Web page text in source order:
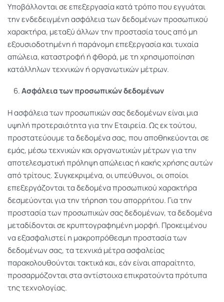
Υποβάλλονται σε επεξεργασία κατά τρόπο που εγγυάται
την ενδεδειγμένη ασφάλεια των δεδομένων προσωπικού
χαρακτήρα, μεταξύ άλλων την προστασία τους από μη
εξουσιοδοτημένη ή παράνομη επεξεργασία και τυχαία
απώλεια, καταστροφή ή φθορά, με τη χρησιμοποίηση
κατάλληλων τεχνικών ή οργανωτικών μέτρων.
Ασφάλεια των προσωπικών δεδομένων
Η ασφάλεια των προσωπικών σας δεδομένων είναι μια
υψηλή προτεραιότητα για την Εταιρεία. Ως εκ τούτου,
προστατεύουμε τα δεδομένα σας, που αποθηκεύονται σε
εμάς, μέσω τεχνικών και οργανωτικών μέτρων για την
αποτελεσματική πρόληψη απώλειας ή κακής χρήσης αυτών
από τρίτους. Συγκεκριμένα, οι υπεύθυνοι, οι οποίοι
επεξεργάζονται τα δεδομένα προσωπικού χαρακτήρα
δεσμεύονται για την τήρηση του απορρήτου. Για την
προστασία των προσωπικών σας δεδομένων, τα δεδομένα
μεταδίδονται σε κρυπτογραφημένη μορφή. Προκειμένου
να εξασφαλιστεί η μακροπρόθεσμη προστασία των
δεδομένων σας, τα τεχνικά μέτρα ασφαλείας
παρακολουθούνται τακτικά και, εάν είναι απαραίτητο,
προσαρμόζονται στα αντίστοιχα επικρατούντα πρότυπα
της τεχνολογίας.